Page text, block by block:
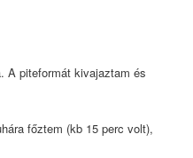
A piteformát kivajaztam és
főztem (kb 15 perc volt),